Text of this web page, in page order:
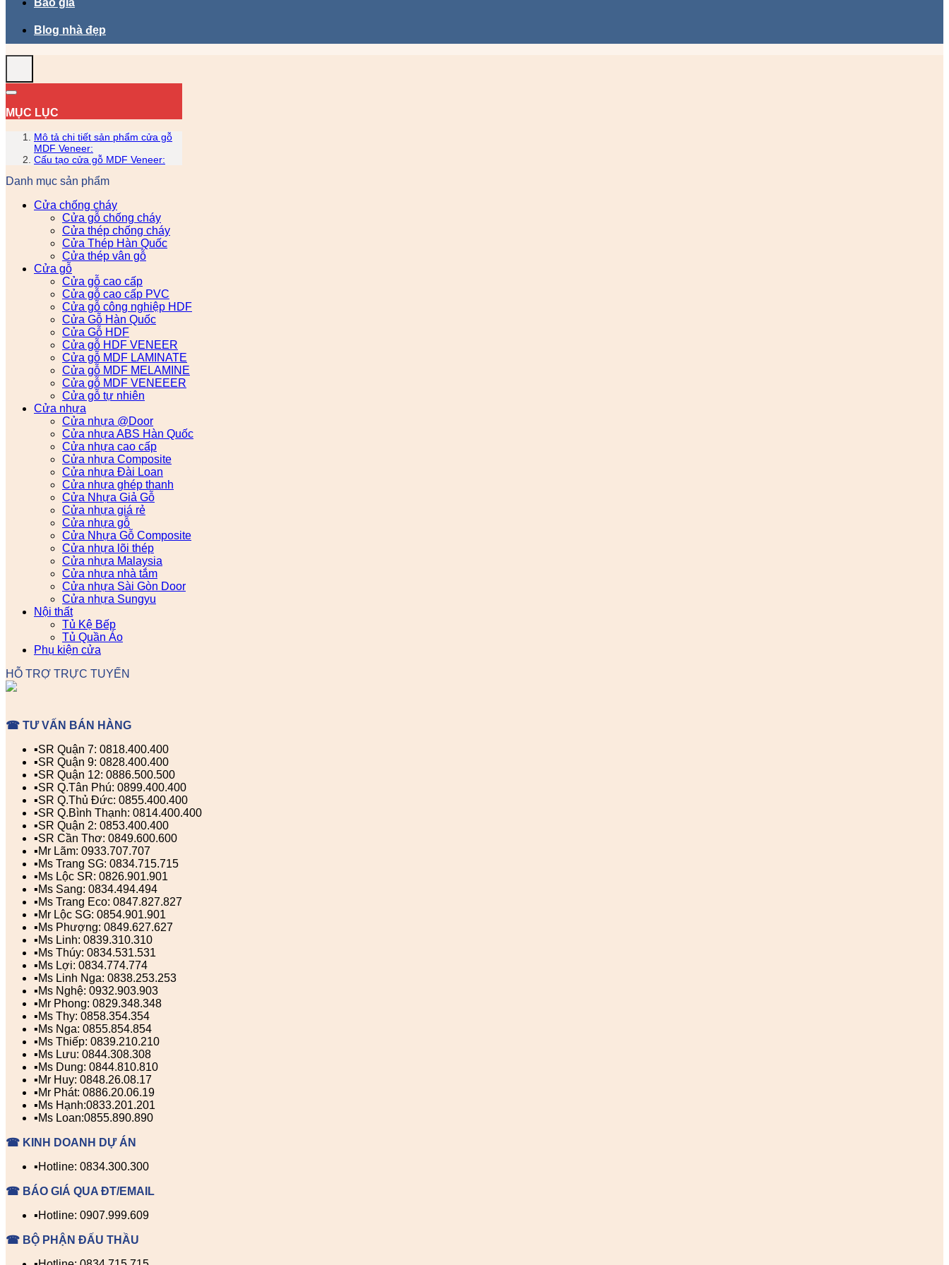
Báo giá
Blog nhà đẹp
MỤC LỤC
Mô tả chi tiết sản phẩm cửa gỗ
MDF Veneer:
Cấu tạo cửa gỗ MDF Veneer:
Danh mục sản phẩm
Cửa chống cháy
Cửa gỗ chống cháy
Cửa thép chống cháy
Cửa Thép Hàn Quốc
Cửa thép vân gỗ
Cửa gỗ
Cửa gỗ cao cấp
Cửa gỗ cao cấp PVC
Cửa gỗ công nghiệp HDF
Cửa Gỗ Hàn Quốc
Cửa Gỗ HDF
Cửa gỗ HDF VENEER
Cửa gỗ MDF LAMINATE
Cửa gỗ MDF MELAMINE
Cửa gỗ MDF VENEEER
Cửa gỗ tự nhiên
Cửa nhựa
Cửa nhựa @Door
Cửa nhựa ABS Hàn Quốc
Cửa nhựa cao cấp
Cửa nhựa Composite
Cửa nhựa Đài Loan
Cửa nhựa ghép thanh
Cửa Nhựa Giả Gỗ
Cửa nhựa giá rẻ
Cửa nhựa gỗ
Cửa Nhựa Gỗ Composite
Cửa nhựa lõi thép
Cửa nhựa Malaysia
Cửa nhựa nhà tắm
Cửa nhựa Sài Gòn Door
Cửa nhựa Sungyu
Nội thất
Tủ Kệ Bếp
Tủ Quần Áo
Phụ kiện cửa
HỖ TRỢ TRỰC TUYẾN
☎ TƯ VẤN BÁN HÀNG
▪️SR Quận 7: 0818.400.400
▪️SR Quận 9: 0828.400.400
▪️SR Quận 12: 0886.500.500
▪️SR Q.Tân Phú: 0899.400.400
▪️SR Q.Thủ Đức: 0855.400.400
▪️SR Q.Bình Thạnh: 0814.400.400
▪️SR Quận 2: 0853.400.400
▪️SR Cần Thơ: 0849.600.600
▪️Mr Lãm: 0933.707.707
▪️Ms Trang SG: 0834.715.715
▪️Ms Lộc SR: 0826.901.901
▪️Ms Sang: 0834.494.494
▪️Ms Trang Eco: 0847.827.827
▪️Mr Lộc SG: 0854.901.901
▪️Ms Phượng: 0849.627.627
▪️Ms Linh: 0839.310.310
▪️Ms Thúy: 0834.531.531
▪️Ms Lợi: 0834.774.774
▪️Ms Linh Nga: 0838.253.253
▪️Ms Nghệ: 0932.903.903
▪️Mr Phong: 0829.348.348
▪️Ms Thy: 0858.354.354
▪️Ms Nga: 0855.854.854
▪️Ms Thiếp: 0839.210.210
▪️Ms Lưu: 0844.308.308
▪️Ms Dung: 0844.810.810
▪️Mr Huy: 0848.26.08.17
▪️Mr Phát: 0886.20.06.19
▪️Ms Hạnh:0833.201.201
▪️Ms Loan:0855.890.890
☎ KINH DOANH DỰ ÁN
▪️Hotline: 0834.300.300
☎ BÁO GIÁ QUA ĐT/EMAIL
▪️Hotline: 0907.999.609
☎ BỘ PHẬN ĐẤU THẦU